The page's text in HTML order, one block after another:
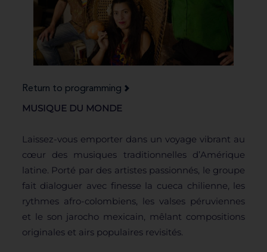
Return to programming
MUSIQUE DU MONDE
Laissez-vous emporter dans un voyage vibrant au
cœur des musiques traditionnelles d’Amérique
latine. Porté par des artistes passionnés, le groupe
fait dialoguer avec finesse la cueca chilienne, les
rythmes afro-colombiens, les valses péruviennes
et le son jarocho mexicain, mêlant compositions
originales et airs populaires revisités.